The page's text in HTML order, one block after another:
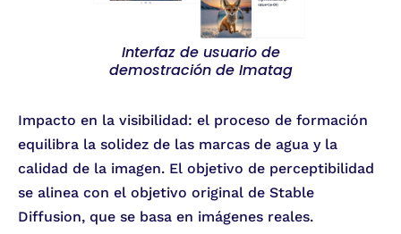
Interfaz de usuario de
demostración de Imatag
Impacto en la visibilidad: el proceso de formación
equilibra la solidez de las marcas de agua y la
calidad de la imagen. El objetivo de perceptibilidad
se alinea con el objetivo original de Stable
Diffusion, que se basa en imágenes reales.